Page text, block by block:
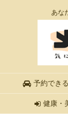
あな
予約でき
健康・